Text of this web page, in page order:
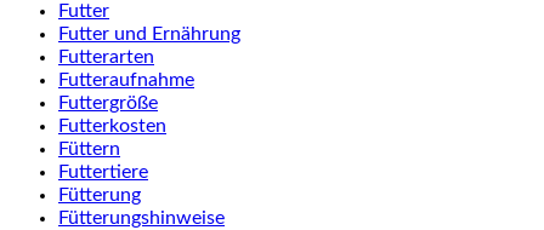
Futter
Futter und Ernährung
Futterarten
Futteraufnahme
Futtergröße
Futterkosten
Füttern
Futtertiere
Fütterung
Fütterungshinweise